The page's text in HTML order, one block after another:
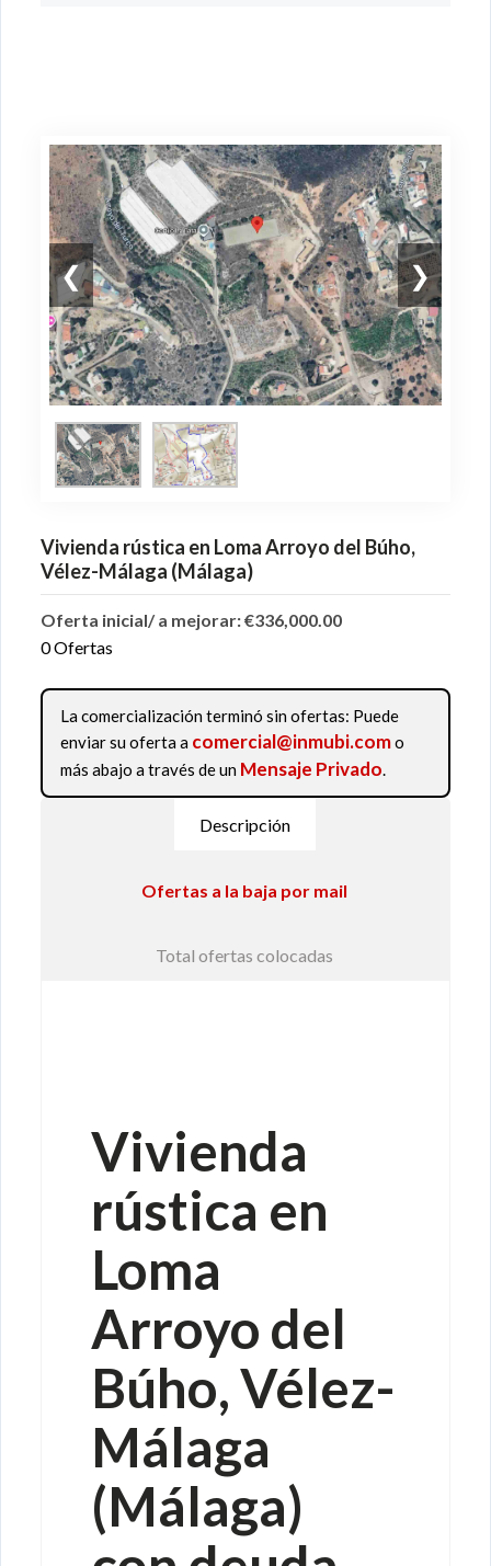
❮ ❯
Vivienda rústica en Loma Arroyo del Búho,
Vélez-Málaga (Málaga)
Oferta inicial/ a mejorar: €336,000.00
0 Ofertas
La comercialización terminó sin ofertas: Puede
enviar su oferta a comercial@inmubi.como
más abajo a través de un Mensaje Privado
Descripción
Ofertas a la baja por mail
Total ofertas colocadas
Vivienda
rústica en
Loma
Arroyo del
Búho, Vélez-
Málaga
(Málaga)